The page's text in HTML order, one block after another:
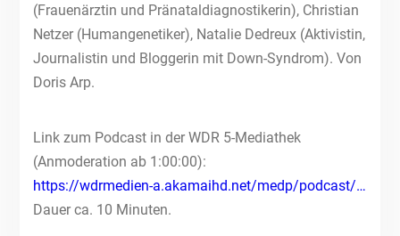
(Frauenärztin und Pränataldiagnostikerin), Christian
Netzer (Humangenetiker), Natalie Dedreux (Aktivistin,
Journalistin und Bloggerin mit Down-Syndrom). Von
Doris Arp.
Link zum Podcast in der WDR 5-Mediathek
(Anmoderation ab 1:00:00):
https://wdrmedien-a.akamaihd.net/medp/podcast/…
Dauer ca. 10 Minuten.